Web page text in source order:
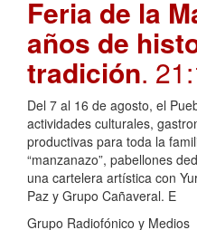
Feria de la
años de
tradición.
Del 7 al 16 de agosto, el
actividades culturales,
productivas para toda la
“manzanazo”, pabellones
una cartelera artística con
Paz y Grupo Cañaveral. E
Grupo Radiofónico y Medios